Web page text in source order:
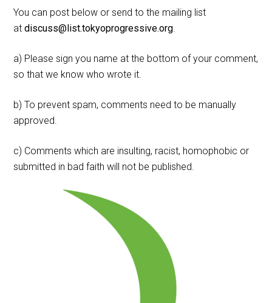
You can post below or send to the mailing list
atdiscuss@list.tokyoprogressive.org.
a) Please sign you name at the bottom of your comment,
so that we know who wrote it.
b) To prevent spam, comments need to be manually
approved.
c) Comments which are insulting, racist, homophobic or
submitted in bad faith will not be published.